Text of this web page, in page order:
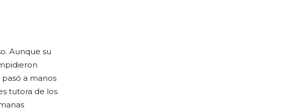
Aunque su
a manos
tutora de los